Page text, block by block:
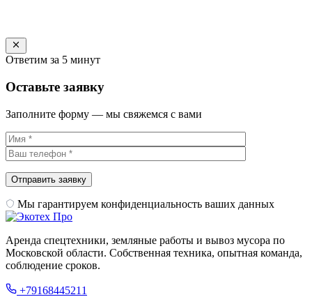
Ответим за 5 минут
Оставьте заявку
Заполните форму — мы свяжемся с вами
Мы гарантируем конфиденциальность ваших данных
Аренда спецтехники, земляные работы и вывоз мусора по
Московской области. Собственная техника, опытная команда,
соблюдение сроков.
+79168445211